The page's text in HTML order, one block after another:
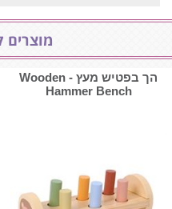
מוצרים
הך בפטיש מעץ - ‏‏‏‏Wooden
Hammer Bench